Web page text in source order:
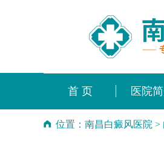
首 页 医院
位置： 南昌白癜风医院 >